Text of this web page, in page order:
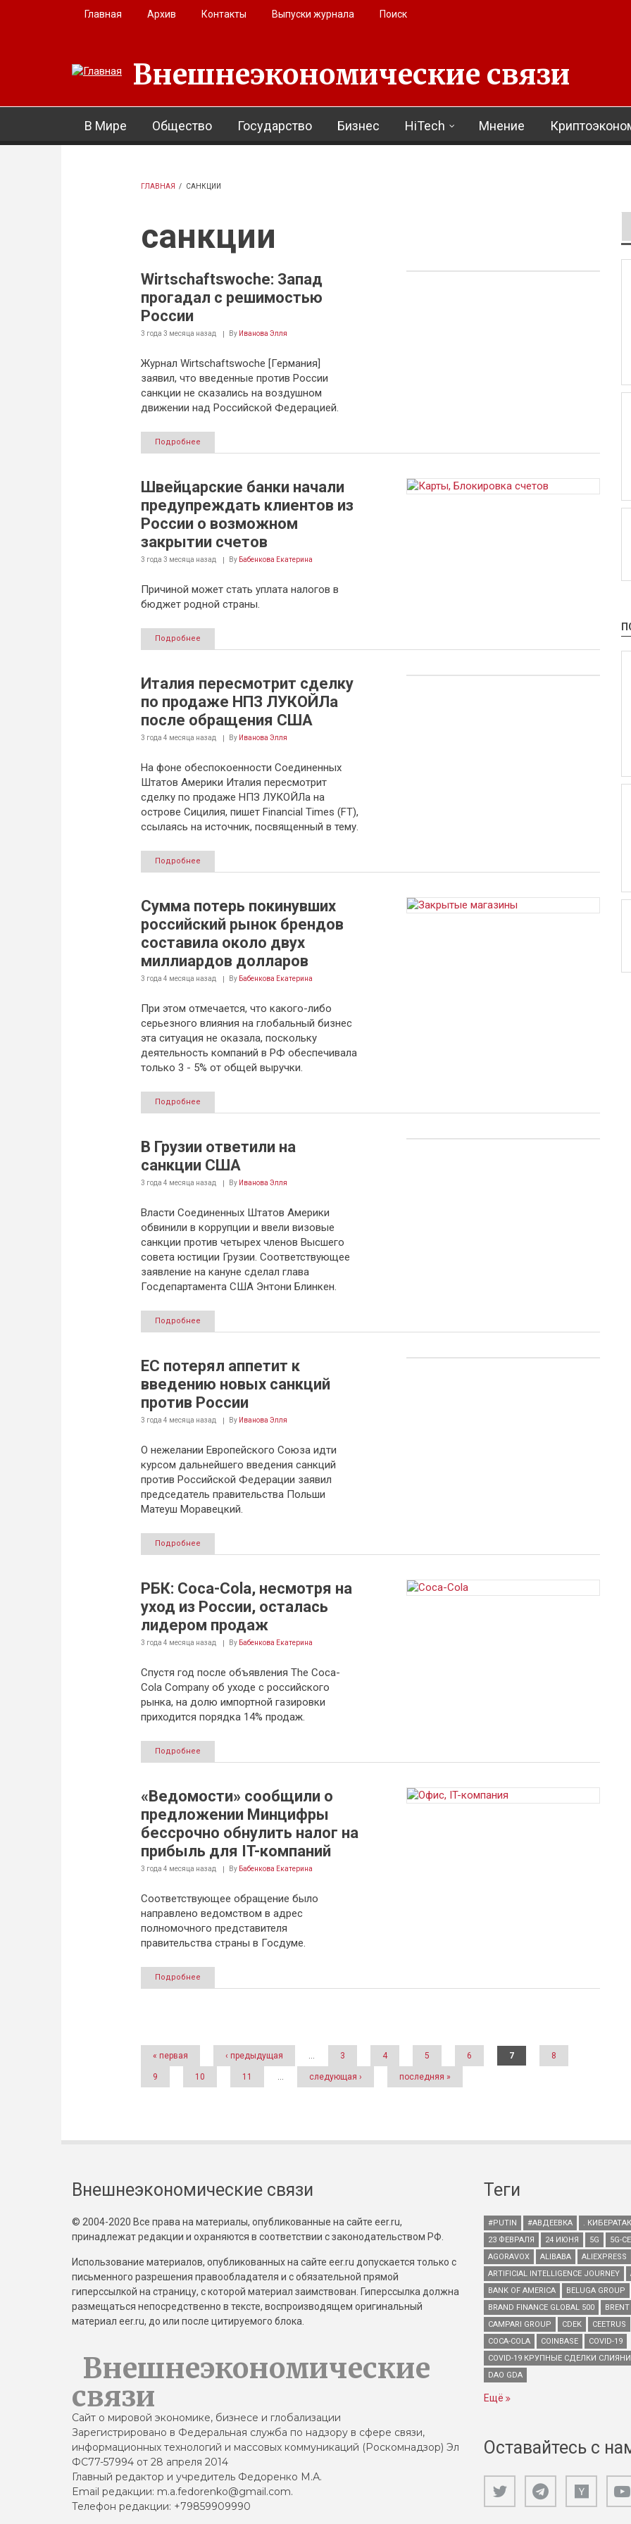
Перейти к основному содержанию
Главная Архив Контакты Выпуски журнала Поиск
Внешнеэкономические связи
В Мире Общество Государство Бизнес HiTech Мнение
ГЛАВНАЯ / САНКЦИИ
санкции
Wirtschaftswoche: Запад
прогадал с решимостью
России
3 года 3 месяца назад By Иванова Элля
Журнал Wirtschaftswoche [Германия]
заявил, что введенные против России
санкции не сказались на воздушном
движении над Российской Федерацией.
Подробнее
Швейцарские банки начали
предупреждать клиентов из
России о возможном
закрытии счетов
3 года 3 месяца назад By Бабенкова Екатерина
Причиной может стать уплата налогов в
бюджет родной страны.
Подробнее
Италия пересмотрит сделку
по продаже НПЗ ЛУКОЙЛа
после обращения США
3 года 4 месяца назад By Иванова Элля
На фоне обеспокоенности Соединенных
Штатов Америки Италия пересмотрит
сделку по продаже НПЗ ЛУКОЙЛа на
острове Сицилия, пишет Financial Times (FT),
ссылаясь на источник, посвященный в тему.
Подробнее
Сумма потерь покинувших
российский рынок брендов
составила около двух
миллиардов долларов
3 года 4 месяца назад By Бабенкова Екатерина
При этом отмечается, что какого-либо
серьезного влияния на глобальный бизнес
эта ситуация не оказала, поскольку
деятельность компаний в РФ обеспечивала
только 3 - 5% от общей выручки.
Подробнее
В Грузии ответили на
санкции США
3 года 4 месяца назад By Иванова Элля
Власти Соединенных Штатов Америки
обвинили в коррупции и ввели визовые
санкции против четырех членов Высшего
совета юстиции Грузии. Соответствующее
заявление на кануне сделал глава
Госдепартамента США Энтони Блинкен.
Подробнее
ЕС потерял аппетит к
введению новых санкций
против России
3 года 4 месяца назад By Иванова Элля
О нежелании Европейского Союза идти
курсом дальнейшего введения санкций
против Российской Федерации заявил
председатель правительства Польши
Матеуш Моравецкий.
Подробнее
РБК: Coca-Cola, несмотря на
уход из России, осталась
лидером продаж
3 года 4 месяца назад By Бабенкова Екатерина
Спустя год после объявления The Coca-
Cola Company об уходе с российского
рынка, на долю импортной газировки
приходится порядка 14% продаж.
Подробнее
«Ведомости» сообщили о
предложении Минцифры
бессрочно обнулить налог на
прибыль для IT-компаний
3 года 4 месяца назад By Бабенкова Екатерина
Соответствующее обращение было
направлено ведомством в адрес
полномочного представителя
правительства страны в Госдуме.
Подробнее
Страницы
« первая ‹ предыдущая … 3 4 5 6 7 8
9 10 11 … следующая › последняя »
Внешнеэкономические связи
© 2004-2020 Все права на материалы, опубликованные на сайте eer.ru,
принадлежат редакции и охраняются в соответствии с законодательством РФ.
Использование материалов, опубликованных на сайте eer.ru допускается только с
письменного разрешения правообладателя и с обязательной прямой
гиперссылкой на страницу, с которой материал заимствован. Гиперссылка должна
размещаться непосредственно в тексте, воспроизводящем оригинальный
материал eer.ru, до или после цитируемого блока.
Внешнеэкономические
связи
Сайт о мировой экономике, бизнесе и глобализации
Зарегистрировано в Федеральная служба по надзору в сфере связи,
информационных технологий и массовых коммуникаций (Роскомнадзор) Эл
ФС77-57994 от 28 апреля 2014
Главный редактор и учредитель Федоренко М.А.
Email редакции: m.a.fedorenko@gmail.com.
Телефон редакции: +79859909990
Теги
#PUTIN #АВДЕЕВКА .
23 ФЕВРАЛЯ
24 ИЮНЯ 5G 5G-
AGORAVOX
ALIBABA ALIEXPRESS
ARTIFICIAL INTELLIGENCE JOURNEY
BANK OF AMERICA
BELUGA GROUP
BRAND FINANCE GLOBAL 500
BRENT
CAMPARI GROUP
CDEK CEETRUS
COCA-COLA
COINBASE
COVID-19
COVID-19 КРУПНЫЕ СДЕЛКИ
DAO GDA
Ещё
Оставайтесь с